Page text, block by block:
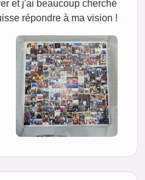
et j'ai beaucoup cherché
répondre à ma vision !